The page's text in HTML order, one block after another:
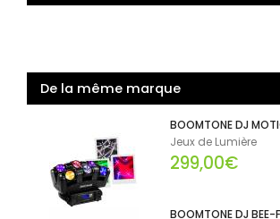
De la même marque
BOOMTONE DJ
Jeux de Lumière
299,00€
BOOMTONE DJ BEE-